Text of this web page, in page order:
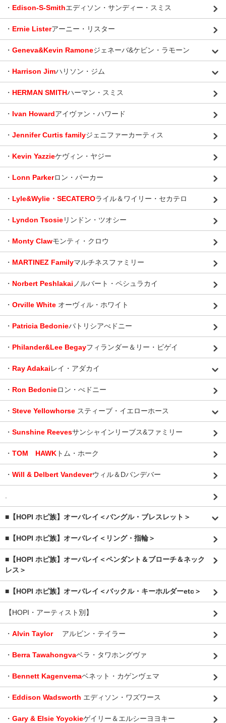
・ Edison-S-Smithエディソン・サンディー・スミス
・ Ernie Listerアーニー・リスター
・ Geneva&Kevin Ramoneジェネーバ&ケビン・ラモーン
・ Harrison Jimハリソン・ジム
・ HERMAN SMITHハーマン・スミス
・ Ivan Howardアイヴァン・ハワード
・ Jennifer Curtis familyジェニファーカーティス
・ Kevin Yazzieケヴィン・ヤジー
・ Lonn Parkerロン・パーカー
・ Lyle&Wylie・SECATEROライル＆ワイリー・セカテロ
・ Lyndon Tsosieリンドン・ツオシー
・ Monty Clawモンティ・クロウ
・ MARTINEZ Familyマルチネスファミリー
・ Norbert Peshlakai ノルバート・ペシュラカイ
・ Orville White オーヴィル・ホワイト
・ Patricia Bedonieパトリシアべドニー
・ Philander&Lee Begayフィランダー＆リー・ビゲイ
・ Ray Adakaiレイ・アダカイ
・ Ron Bedonieロン・べドニー
・ Steve Yellowhorse スティーブ・イエローホース
・ Sunshine Reevesサンシャインリーブス&ファミリー
・ TOM HAWK トム・ホーク
・ Will & Delbert Vandeverウィル＆Dバンデバー
■【HOPI ホピ族】オーバレイ＜バングル・ブレスレット＞
■【HOPI ホピ族】オーバレイ＜リング・指輪＞
■【HOPI ホピ族】オーバレイ＜ペンダント＆ブローチ＆ネック
レス＞
■【HOPI ホピ族】オーバレイ＜バックル・キーホルダーetc＞
【HOPI・アーティスト別】
・ Alvin Taylor アルビン・テイラー
・ Berra Tawahongvaベラ・タワホングヴァ
・ Bennett Kagenvemaベネット・カゲンヴェマ
・ Eddison Wadsworth エディソン・ワズワース
・ Gary & Elsie Yoyokieゲイリー＆エルシーヨヨキー